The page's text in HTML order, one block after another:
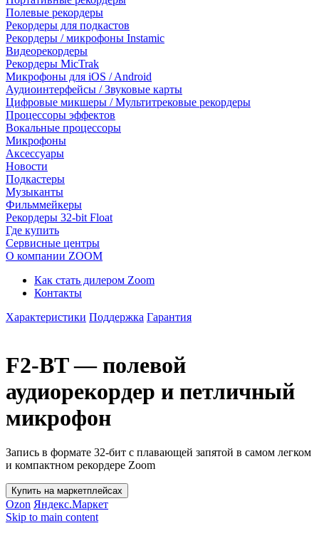
Полевые рекордеры
Рекордеры для подкастов
Рекордеры / микрофоны Instamic
Видеорекордеры
Рекордеры MicTrak
Микрофоны для iOS / Android
Аудиоинтерфейсы / Звуковые карты
Цифровые микшеры / Мультитрековые рекордеры
Процессоры эффектов
Вокальные процессоры
Микрофоны
Аксессуары
Новости
Подкастеры
Музыканты
Фильммейкеры
Рекордеры 32-bit Float
Где купить
Сервисные центры
О компании ZOOM
Как стать дилером Zoom
Контакты
Характеристики Поддержка Гарантия
F2-BT — полевой
аудиорекордер и петличный
микрофон
Запись в формате 32-бит с плавающей запятой в самом легком
и компактном рекордере Zoom
Купить на маркетплейсах
Ozon Яндекс.Маркет
Skip to main content